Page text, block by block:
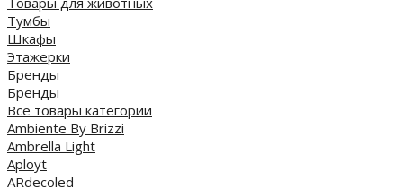
Тумбы
Шкафы
Этажерки
Бренды
Бренды
Все товары категории
Ambiente By Brizzi
Ambrella Light
Aployt
ARdecoled